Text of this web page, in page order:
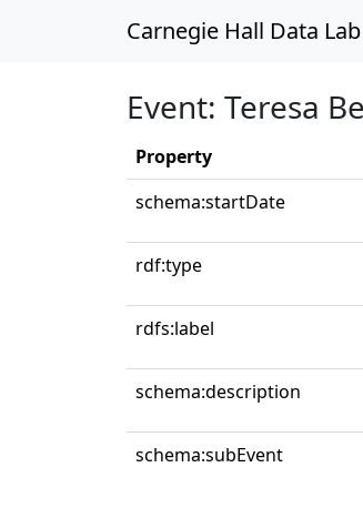
Carnegie Hall Data Lab
Event: Teresa
Property
schema:startDate
rdf:type
rdfs:label
schema:description
schema:subEvent